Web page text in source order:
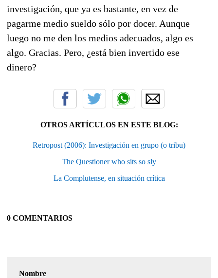
investigación, que ya es bastante, en vez de
pagarme medio sueldo sólo por docer. Aunque
luego no me den los medios adecuados, algo es
algo. Gracias. Pero, ¿está bien invertido ese
dinero?
OTROS ARTÍCULOS EN ESTE BLOG:
Retropost (2006): Investigación en grupo (o tribu)
The Questioner who sits so sly
La Complutense, en situación crítica
0 COMENTARIOS
Nombre